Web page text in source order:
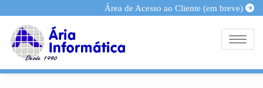
Área de Acesso ao Cliente (em breve)